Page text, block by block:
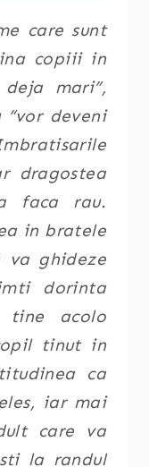
care sunt
copiii in
mari”,
“vor deveni
dragostea
faca rau.
in bratele
va ghideze
dorinta
tine acolo
tinut in
ca
iar mai
care va
la randul